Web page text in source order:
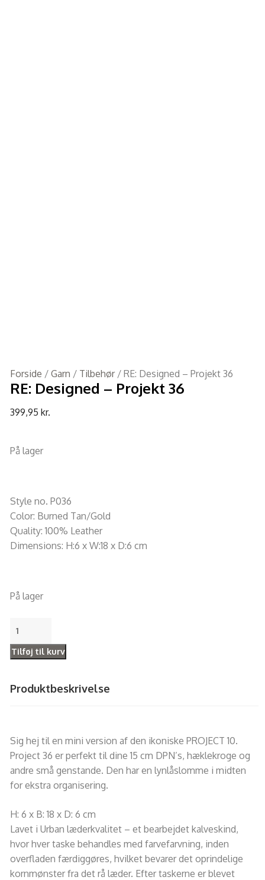
Forside / Garn / Tilbehør/ RE: Designed – Projekt 36
RE: Designed – Projekt 36
399,95 kr.
På lager
Style no. P036
Color: Burned Tan/Gold
Quality: 100% Leather
Dimensions: H:6 x W:18 x D:6 cm
På lager
Tilføj til kurv
Produktbeskrivelse
Sig hej til en mini version af den ikoniske PROJECT 10.
Project 36 er perfekt til dine 15 cm DPN’s, hæklekroge og
andre små genstande. Den har en lynlåslomme i midten
for ekstra organisering.
H: 6 x B: 18 x D: 6 cm
Lavet i Urban læderkvalitet – et bearbejdet kalveskind,
hvor hver taske behandles med farvefarvning, inden
overfladen færdiggøres, hvilket bevarer det oprindelige
kornmønster fra det rå læder. Efter taskerne er blevet